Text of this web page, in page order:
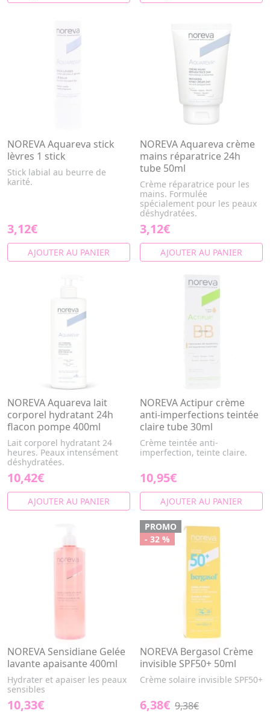
NOREVA Aquareva stick
lèvres 1 stick
Stick labial au beurre de
karité.
3,12€
AJOUTER AU PANIER
NOREVA Aquareva crème
mains réparatrice 24h
tube 50ml
Crème réparatrice pour les
mains. Formulée
spécialement pour les peaux
déshydratées.
3,12€
AJOUTER AU PANIER
NOREVA Aquareva lait
corporel hydratant 24h
flacon pompe 400ml
Lait corporel hydratant 24
heures. Peaux intensément
déshydratées.
10,42€
AJOUTER AU PANIER
NOREVA Actipur crème
anti-imperfections teintée
claire tube 30ml
Crème teintée anti-
imperfection, teinte claire.
10,95€
AJOUTER AU PANIER
NOREVA Sensidiane Gelée
lavante apaisante 400ml
Hydrater et apaiser les peaux
sensibles
10,33€
PROMO
- 32 %
NOREVA Bergasol Crème
invisible SPF50+ 50ml
Crème solaire invisible SPF50+
6,38€ 9,38€